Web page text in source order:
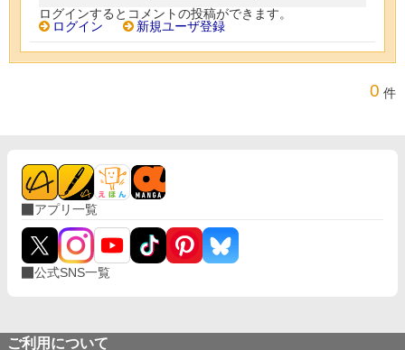
ログインするとコメントの投稿ができます。
ログイン
新規ユーザ登録
0 件
アプリ一覧
公式SNS一覧
ご利用について